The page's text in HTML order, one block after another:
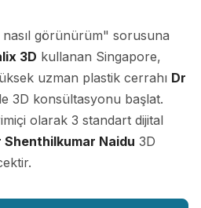
görünürüm" sorusuna
3D kullanan Singapore,
uzman plastik cerrahı Dr
3D konsültasyonu başlat.
olarak 3 standart dijital
Shenthilkumar Naidu 3D